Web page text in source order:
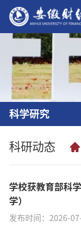
科学研究
科研动态
学校获教育部科
学）
发布时间：2026-